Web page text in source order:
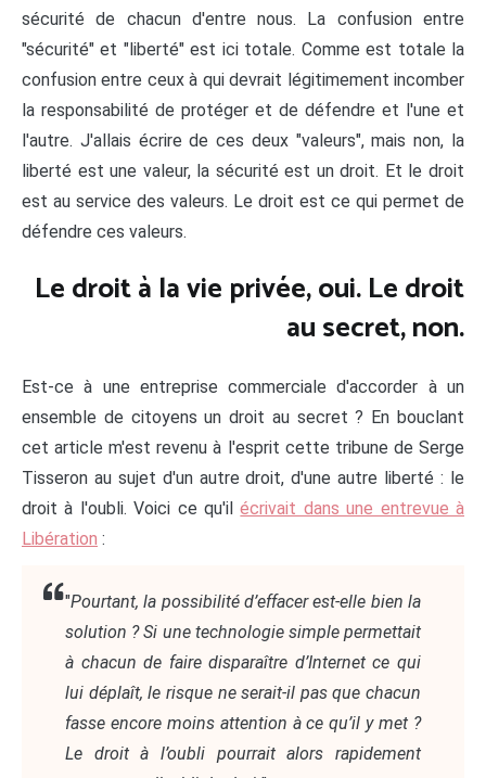
sécurité de chacun d'entre nous. La confusion entre
"sécurité" et "liberté" est ici totale. Comme est totale la
confusion entre ceux à qui devrait légitimement incomber
la responsabilité de protéger et de défendre et l'une et
l'autre. J'allais écrire de ces deux "valeurs", mais non, la
liberté est une valeur, la sécurité est un droit. Et le droit
est au service des valeurs. Le droit est ce qui permet de
défendre ces valeurs.
Le droit à la vie privée, oui. Le droit
au secret, non.
Est-ce à une entreprise commerciale d'accorder à un
ensemble de citoyens un droit au secret ? En bouclant
cet article m'est revenu à l'esprit cette tribune de Serge
Tisseron au sujet d'un autre droit, d'une autre liberté : le
droit à l'oubli. Voici ce qu'ilécrivait dans une entrevue à
Libération :
"Pourtant, la possibilité d’effacer est-elle bien la
solution ? Si une technologie simple permettait
à chacun de faire disparaître d’Internet ce qui
lui déplaît, le risque ne serait-il pas que chacun
fasse encore moins attention à ce qu’il y met ?
Le droit à l’oubli pourrait alors rapidement